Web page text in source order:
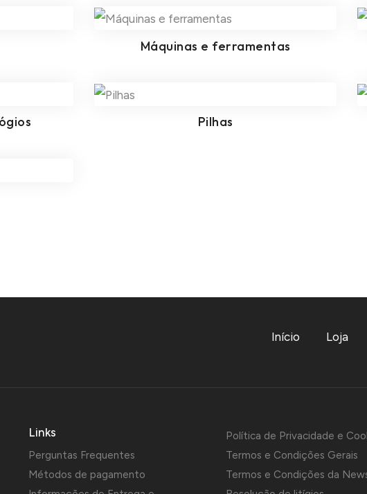
Máquinas e ferramentas
Pilhas
Início Loja
Links
Perguntas Frequentes
Métodos de pagamento
Política de Privacidade e
Termos e Condições Gerais
Termos e Condições da